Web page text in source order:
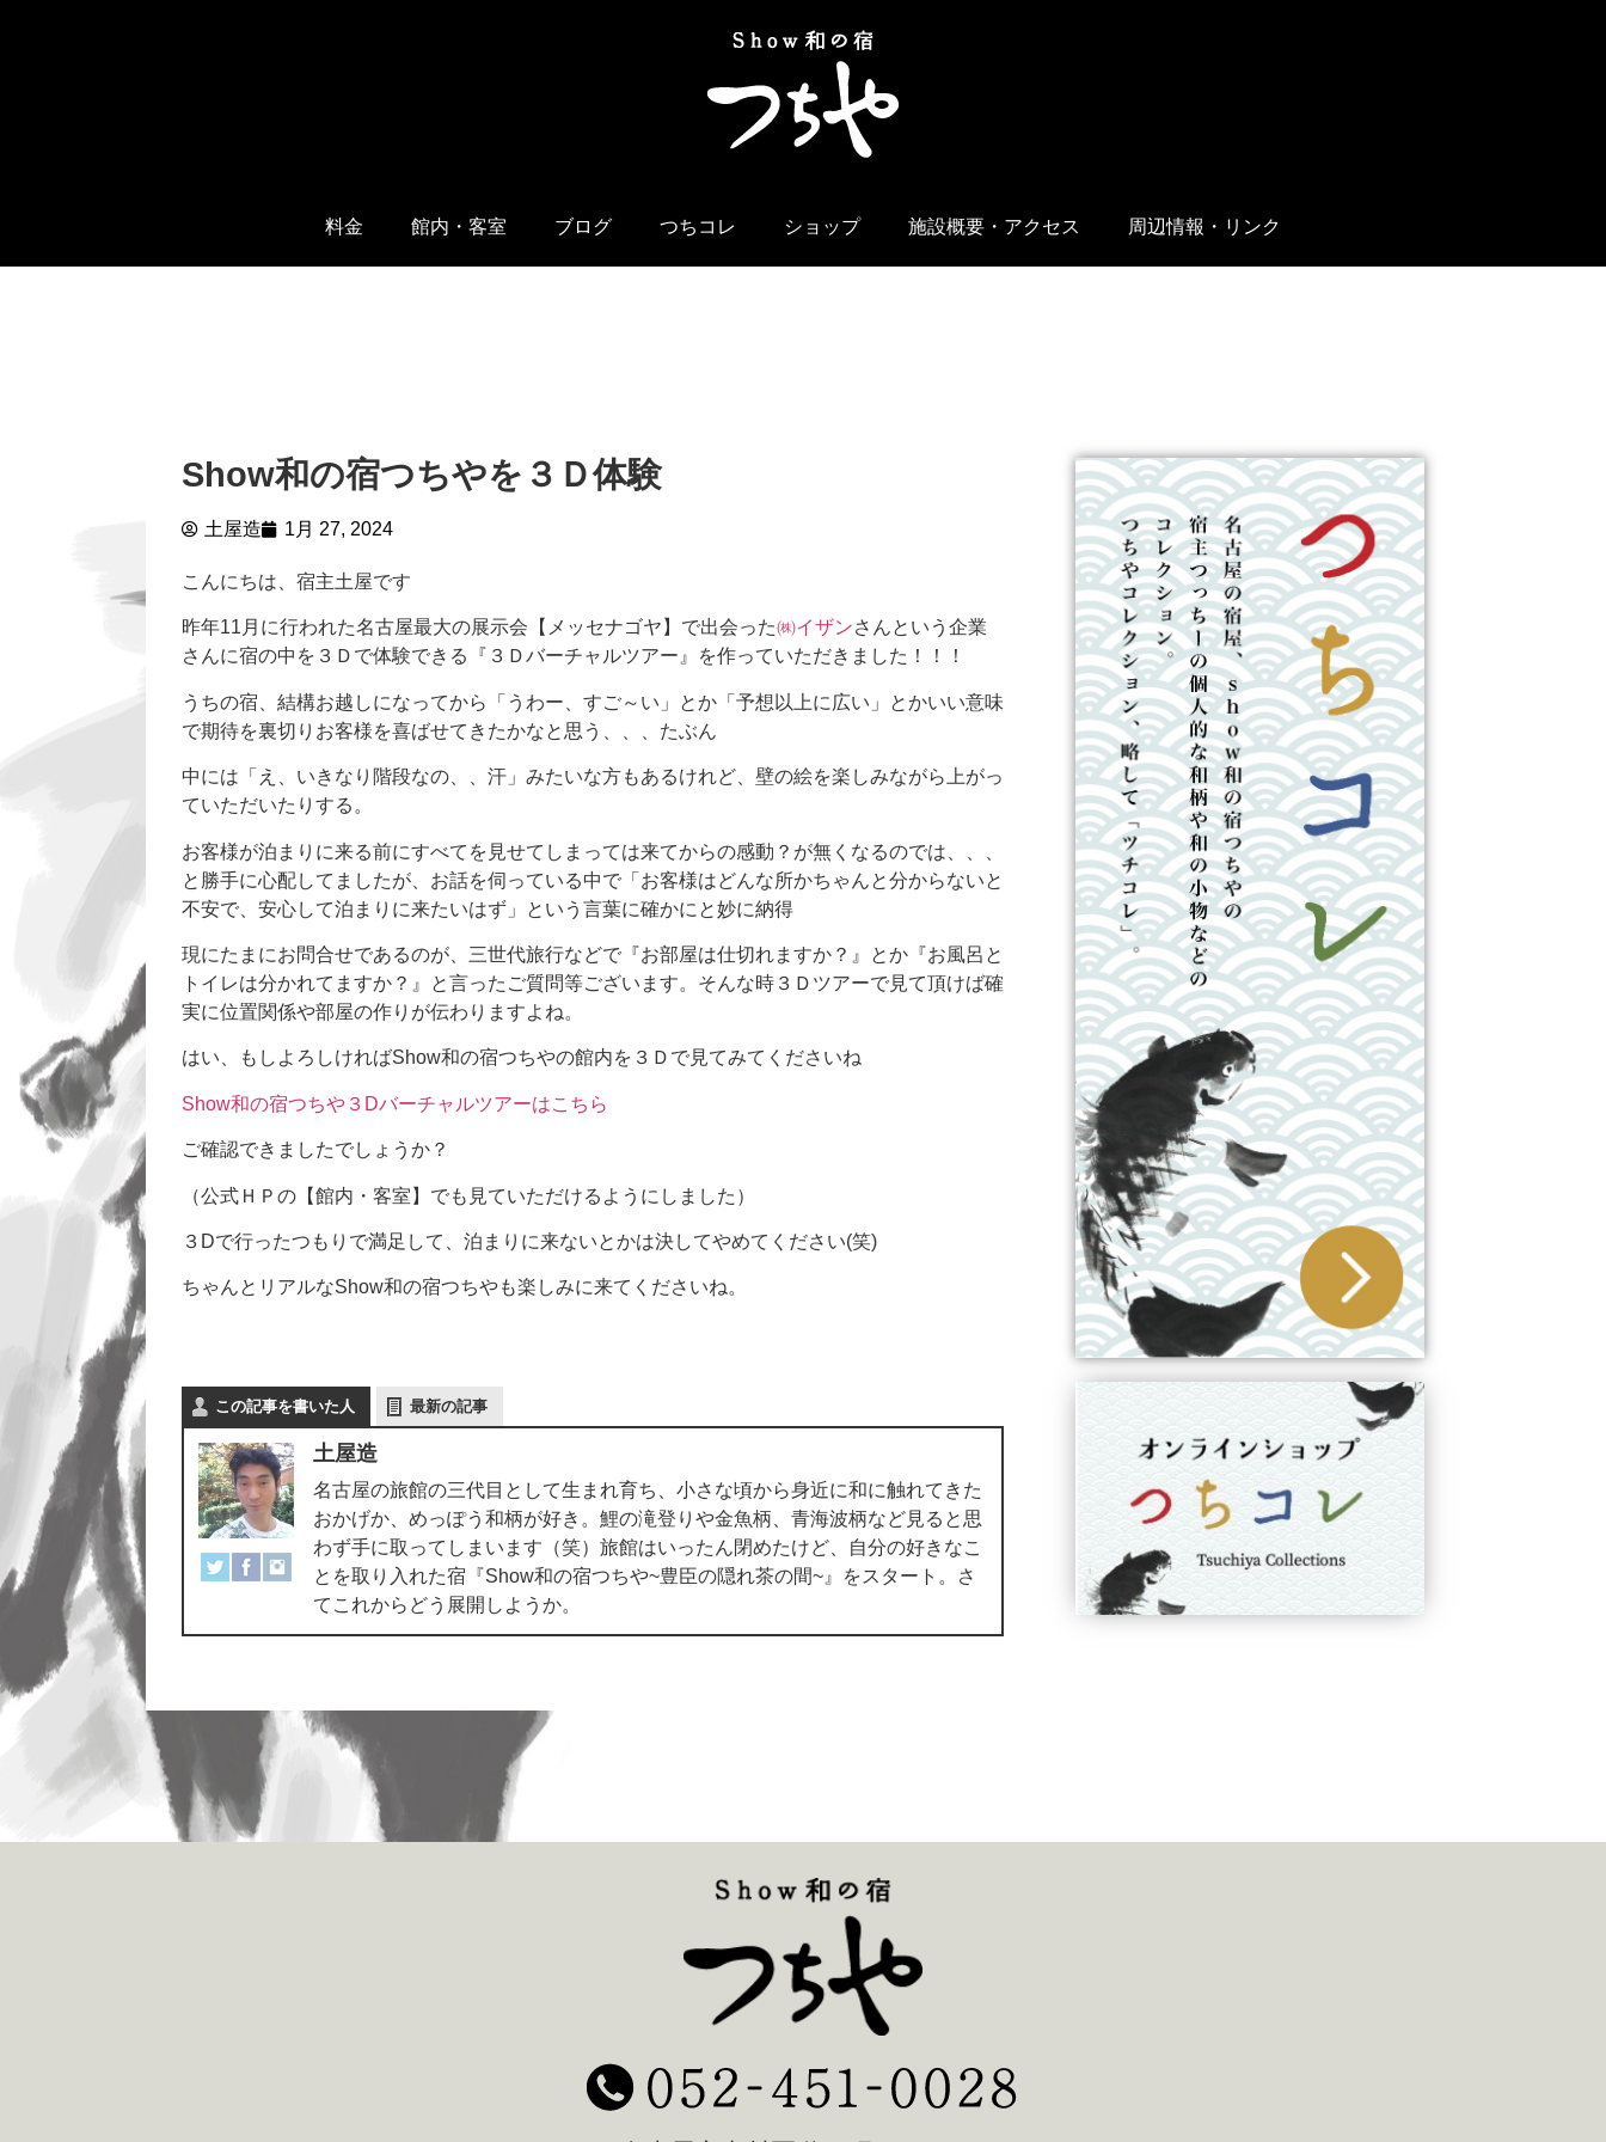
料金 館内・客室 ブログ つちコレ ショップ 施設概要・アクセス 周辺情報・リンク
Show和の宿つちやを３Ｄ体験
土屋造 1月 27, 2024
こんにちは、宿主土屋です
昨年11月に行われた名古屋最大の展示会【メッセナゴヤ】で出会った㈱イザンさんという企業
さんに宿の中を３Ｄで体験できる『３Ｄバーチャルツアー』を作っていただきました！！！
うちの宿、結構お越しになってから「うわー、すご～い」とか「予想以上に広い」とかいい意味
で期待を裏切りお客様を喜ばせてきたかなと思う、、、たぶん
中には「え、いきなり階段なの、、汗」みたいな方もあるけれど、壁の絵を楽しみながら上がっ
ていただいたりする。
お客様が泊まりに来る前にすべてを見せてしまっては来てからの感動？が無くなるのでは、、、
と勝手に心配してましたが、お話を伺っている中で「お客様はどんな所かちゃんと分からないと
不安で、安心して泊まりに来たいはず」という言葉に確かにと妙に納得
現にたまにお問合せであるのが、三世代旅行などで『お部屋は仕切れますか？』とか『お風呂と
トイレは分かれてますか？』と言ったご質問等ございます。そんな時３Ｄツアーで見て頂けば確
実に位置関係や部屋の作りが伝わりますよね。
はい、もしよろしければShow和の宿つちやの館内を３Ｄで見てみてくださいね
Show和の宿つちや３Dバーチャルツアーはこちら
ご確認できましたでしょうか？
（公式ＨＰの【館内・客室】でも見ていただけるようにしました）
３Dで行ったつもりで満足して、泊まりに来ないとかは決してやめてください(笑)
ちゃんとリアルなShow和の宿つちやも楽しみに来てくださいね。
この記事を書いた人 最新の記事
土屋造
名古屋の旅館の三代目として生まれ育ち、小さな頃から身近に和に触れてきた
おかげか、めっぽう和柄が好き。鯉の滝登りや金魚柄、青海波柄など見ると思
わず手に取ってしまいます（笑）旅館はいったん閉めたけど、自分の好きなこ
とを取り入れた宿『Show和の宿つちや~豊臣の隠れ茶の間~』をスタート。さ
てこれからどう展開しようか。